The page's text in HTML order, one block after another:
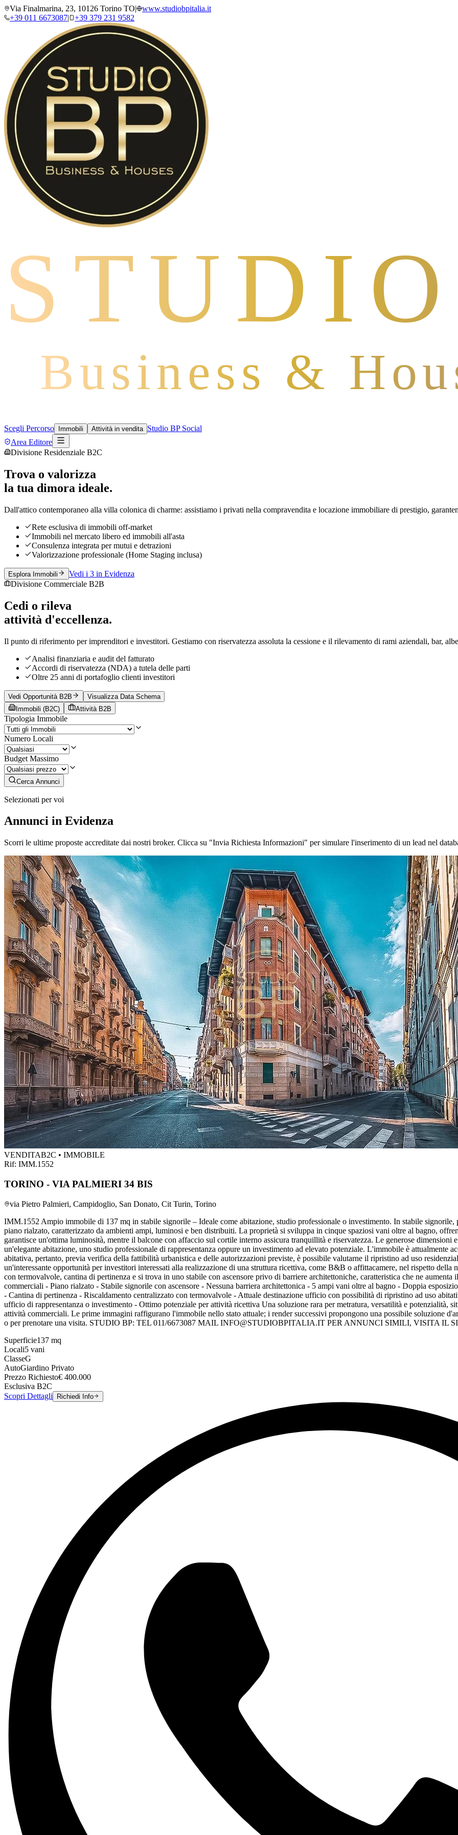
Via Finalmarina, 23, 10126 Torino TO|
www.studiobpitalia.it
+39 011 6673087| +39 379 231 9582
Business &
Scegli Percorso Immobili Attività in vendita Studio BP Social
Area Editore
Divisione Residenziale B2C
Trova o valorizza
la tua dimora ideale.
Dall'attico contemporaneo alla villa colonica di charme: assistiamo i privati nella compravendita e locazione immobiliare di prestigio,
Rete esclusiva di immobili off-market
Immobili nel mercato libero ed immobili all'asta
Consulenza integrata per mutui e detrazioni
Valorizzazione professionale (Home Staging inclusa)
Esplora Immobili
Vedi i 3 in Evidenza
Divisione Commerciale B2B
Cedi o rileva
attività d'eccellenza.
Il punto di riferimento per imprenditori e investitori. Gestiamo con riservatezza assoluta la cessione e il rilevamento di rami aziendali, bar,
Analisi finanziaria e audit del fatturato
Accordi di riservatezza (NDA) a tutela delle parti
Oltre 25 anni di portafoglio clienti investitori
Vedi Opportunità B2B
Visualizza Data Schema
Immobili (B2C)
Attività B2B
Tipologia Immobile
Numero Locali
Budget Massimo
Cerca Annunci
Selezionati per voi
Annunci in Evidenza
Scorri le ultime proposte accreditate dai nostri broker. Clicca su "Invia Richiesta Informazioni" per simulare l'inserimento di un lead nel
VENDITAB2C • IMMOBILE
Rif: IMM.1552
TORINO - VIA PALMIERI 34 BIS
via Pietro Palmieri, Campidoglio, San Donato, Cit Turin, Torino
IMM.1552 Ampio immobile di 137 mq in stabile signorile – Ideale come abitazione, studio professionale o investimento. In stabile
piano rialzato, caratterizzato da ambienti ampi, luminosi e ben distribuiti. La proprietà si sviluppa in cinque spaziosi vani oltre al bagno,
garantisce un'ottima luminosità, mentre il balcone con affaccio sul cortile interno assicura tranquillità e riservatezza. Le generose dimensioni
un'elegante abitazione, uno studio professionale di rappresentanza oppure un investimento ad elevato potenziale. L'immobile è attualmente
abitativa, pertanto, previa verifica della fattibilità urbanistica e delle autorizzazioni previste, è possibile valutarne il ripristino ad uso
un'interessante opportunità per investitori interessati alla realizzazione di una struttura ricettiva, come B&B o affittacamere, nel rispetto
con termovalvole, cantina di pertinenza e si trova in uno stabile con ascensore privo di barriere architettoniche, caratteristica che ne
commerciali - Piano rialzato - Stabile signorile con ascensore - Nessuna barriera architettonica - 5 ampi vani oltre al bagno - Doppia
- Cantina di pertinenza - Riscaldamento centralizzato con termovalvole - Attuale destinazione ufficio con possibilità di ripristino ad uso
ufficio di rappresentanza o investimento - Ottimo potenziale per attività ricettiva Una soluzione rara per metratura, versatilità e potenzialità,
attività commerciali. Le prime immagini raffigurano l'immobile nello stato attuale; i render successivi propongono una possibile soluzione
o per prenotare una visita. STUDIO BP: TEL 011/6673087 MAIL INFO@STUDIOBPITALIA.IT PER ANNUNCI SIMILI, VISITA IL
Superficie137 mq
Locali5 vani
ClasseG
AutoGiardino Privato
Prezzo Richiesto€ 400.000
Esclusiva B2C
Scopri Dettagli
Richiedi Info